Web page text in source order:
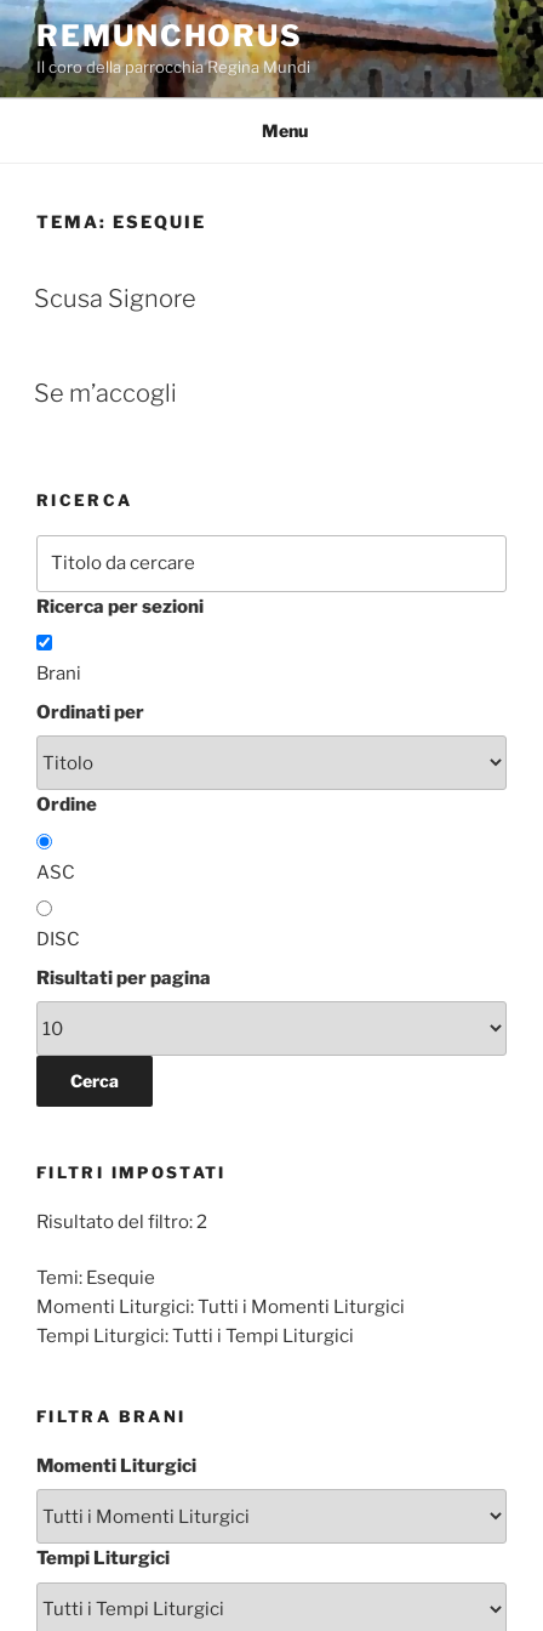
Salta
contenuto
REMUNCHORUS
Il coro della parrocchia Regina Mundi
Menu
TEMA: ESEQUIE
Scusa Signore
Se m’accogli
RICERCA
Ricerca per sezioni
Brani
Ordinati per
Ordine
ASC
DISC
Risultati per pagina
FILTRI IMPOSTATI
Risultato del filtro: 2
Temi: Esequie
Momenti Liturgici:Tutti i Momenti Liturgici
Tempi Liturgici:Tutti i Tempi Liturgici
FILTRA BRANI
Momenti Liturgici
Tempi Liturgici